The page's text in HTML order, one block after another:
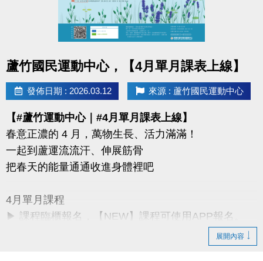
《 有 加碼優惠 喔 》
同一人報名三門以上 → 88折優惠
同一人報名兩門以上 → 9折優惠
連絡資訊
-洽詢專線：03-2639066 #115、116
https://www.lzsports.com.tw/zh_TW/news/pageID/1/
-FB : 桃園市蘆竹國民運動中心
-IG : @luzhusports
蘆竹國民運動中心，【4月單月課表上線】
發佈日期 : 2026.03.12 來源 : 蘆竹國民運動中心
【#蘆竹運動中心｜#4月單月課表上線】
春意正濃的 4 月，萬物生長、活力滿滿！
一起到蘆運流流汗、伸展筋骨
把春天的能量通通收進身體裡吧
4月單月課程
▶ 課程臨櫃報名，【NEW】課程可使用APP報名。
展開內容